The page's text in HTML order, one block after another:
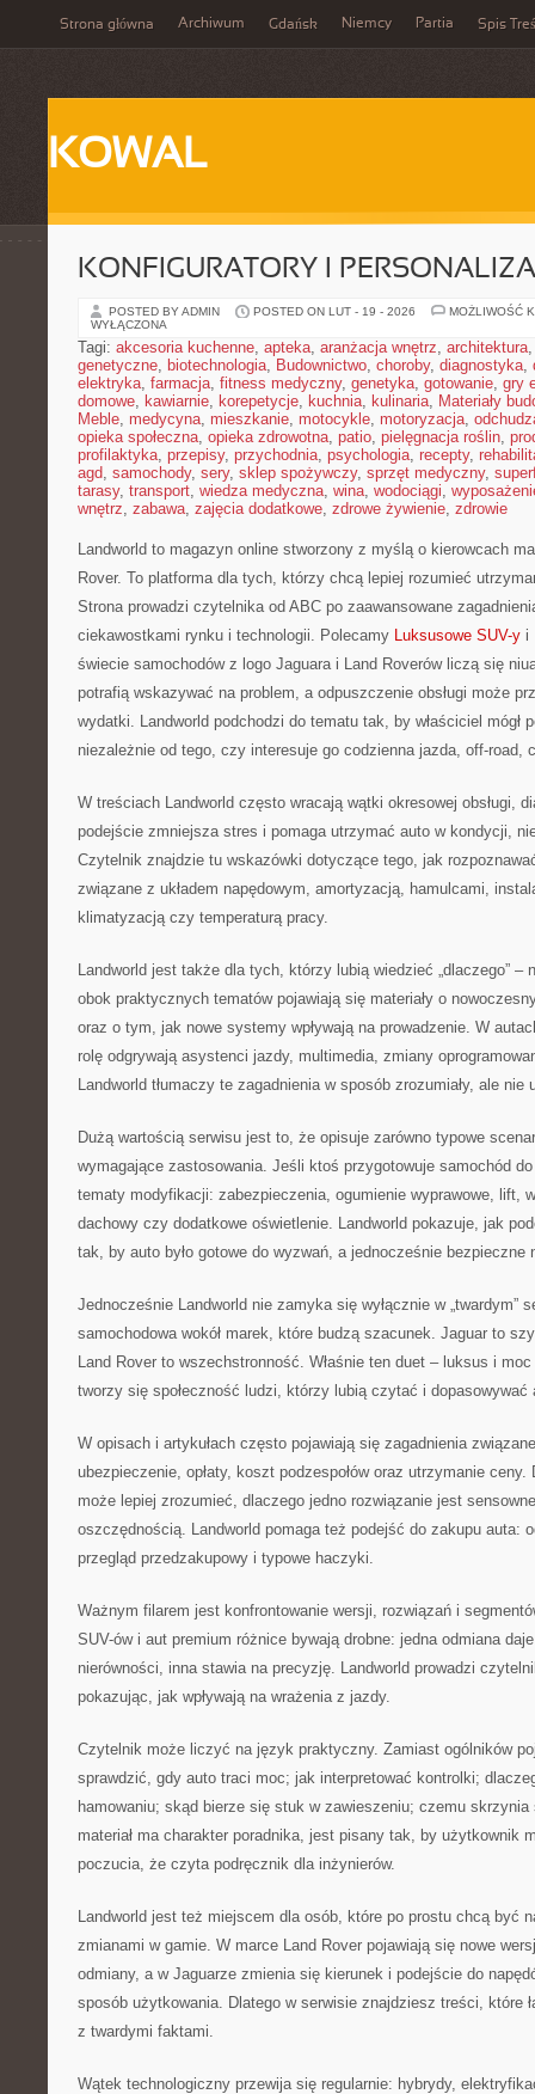
Strona główna Archiwum Gdańsk Niemcy Partia Spis
KOWAL
KONFIGURATORY I
POSTED BY ADMIN POSTED ON LUT - 19 - 2026
MOŻLIWOŚĆ
WYŁĄCZONA
Tagi: akcesoria kuchenne, apteka, aranżacja wnętrz, architektura
genetyczne, biotechnologia, Budownictwo, choroby, diagnostyka,
elektryka, farmacja, fitness medyczny, genetyka, gotowanie, gry
domowe, kawiarnie, korepetycje, kuchnia, kulinaria, Materiały
Meble, medycyna, mieszkanie, motocykle, motoryzacja,
opieka społeczna, opieka zdrowotna, patio, pielęgnacja roślin,
profilaktyka, przepisy, przychodnia, psychologia, recepty,
agd, samochody, sery, sklep spożywczy, sprzęt medyczny,
tarasy, transport, wiedza medyczna, wina, wodociągi,
wnętrz, zabawa, zajęcia dodatkowe, zdrowe żywienie, zdrowie
Landworld to magazyn online stworzony z myślą o kierowcach
Rover. To platforma dla tych, którzy chcą lepiej rozumieć
Strona prowadzi czytelnika od ABC po zaawansowane
ciekawostkami rynku i technologii. Polecamy Luksusowe SUV-y i
świecie samochodów z logo Jaguara i Land Roverów liczą się
potrafią wskazywać na problem, a odpuszczenie obsługi może
wydatki. Landworld podchodzi do tematu tak, by właściciel mógł
niezależnie od tego, czy interesuje go codzienna jazda, off-road,
W treściach Landworld często wracają wątki okresowej obsługi,
podejście zmniejsza stres i pomaga utrzymać auto w kondycji,
Czytelnik znajdzie tu wskazówki dotyczące tego, jak
związane z układem napędowym, amortyzacją, hamulcami,
klimatyzacją czy temperaturą pracy.
Landworld jest także dla tych, którzy lubią wiedzieć „dlaczego” –
obok praktycznych tematów pojawiają się materiały o
oraz o tym, jak nowe systemy wpływają na prowadzenie. W
rolę odgrywają asystenci jazdy, multimedia, zmiany
Landworld tłumaczy te zagadnienia w sposób zrozumiały, ale nie
Dużą wartością serwisu jest to, że opisuje zarówno typowe
wymagające zastosowania. Jeśli ktoś przygotowuje samochód
tematy modyfikacji: zabezpieczenia, ogumienie wyprawowe, lift,
dachowy czy dodatkowe oświetlenie. Landworld pokazuje, jak
tak, by auto było gotowe do wyzwań, a jednocześnie bezpieczne
Jednocześnie Landworld nie zamyka się wyłącznie w „twardym”
samochodowa wokół marek, które budzą szacunek. Jaguar to
Land Rover to wszechstronność. Właśnie ten duet – luksus i
tworzy się społeczność ludzi, którzy lubią czytać i dopasowywać
W opisach i artykułach często pojawiają się zagadnienia
ubezpieczenie, opłaty, koszt podzespołów oraz utrzymanie
może lepiej zrozumieć, dlaczego jedno rozwiązanie jest
oszczędnością. Landworld pomaga też podejść do zakupu auta:
przegląd przedzakupowy i typowe haczyki.
Ważnym filarem jest konfrontowanie wersji, rozwiązań i
SUV-ów i aut premium różnice bywają drobne: jedna odmiana
nierówności, inna stawia na precyzję. Landworld prowadzi
pokazując, jak wpływają na wrażenia z jazdy.
Czytelnik może liczyć na język praktyczny. Zamiast ogólników
sprawdzić, gdy auto traci moc; jak interpretować kontrolki;
hamowaniu; skąd bierze się stuk w zawieszeniu; czemu
materiał ma charakter poradnika, jest pisany tak, by użytkownik
poczucia, że czyta podręcznik dla inżynierów.
Landworld jest też miejscem dla osób, które po prostu chcą być
zmianami w gamie. W marce Land Rover pojawiają się nowe
odmiany, a w Jaguarze zmienia się kierunek i podejście do
sposób użytkowania. Dlatego w serwisie znajdziesz treści, które
z twardymi faktami.
Wątek technologiczny przewija się regularnie: hybrydy,